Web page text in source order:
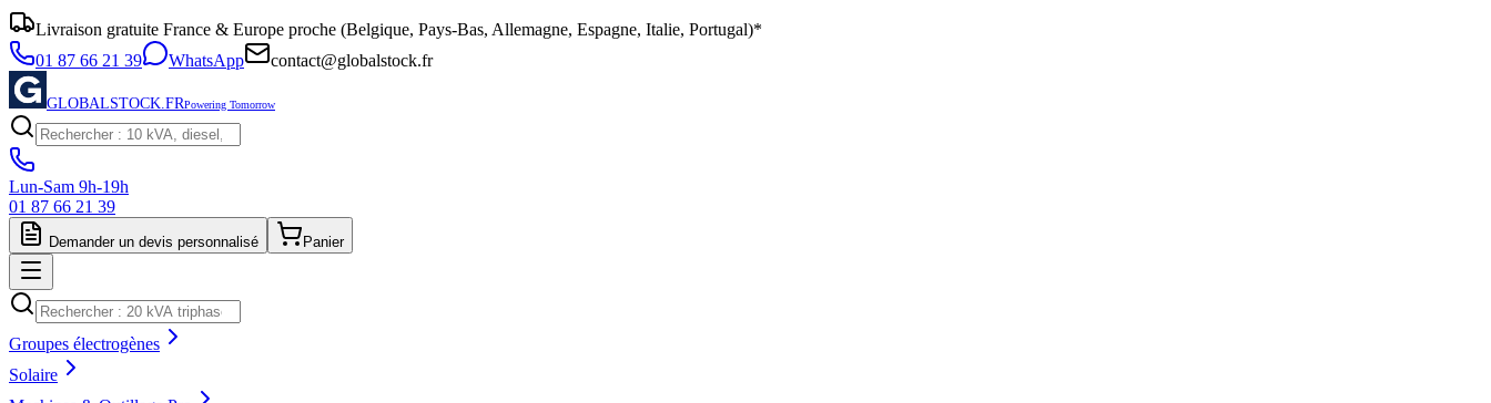
Livraison gratuite France & Europe proche (Belgique, Pays-Bas, Allemagne, Espagne, Italie, Portugal)*
01 87 66 21 39
WhatsApp contact@globalstock.fr
GLOBALSTOCK.FRPowering Tomorrow
Lun-Sam 9h-19h
01 87 66 21 39
Demander un devis personnalisé Panier
Groupes électrogènes
Solaire